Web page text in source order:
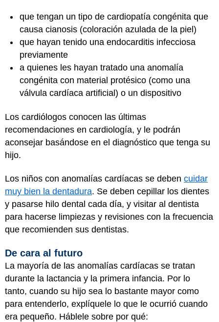
que tengan un tipo de cardiopatía congénita que
causa cianosis (coloración azulada de la piel)
que hayan tenido una endocarditis infecciosa
previamente
a quienes les hayan tratado una anomalía
congénita con material protésico (como una
válvula cardíaca artificial) o un dispositivo
Los cardiólogos conocen las últimas
recomendaciones en cardiología, y le podrán
aconsejar basándose en el diagnóstico que tenga su
hijo.
Los niños con anomalías cardíacas se deben cuidar
muy bien la dentadura. Se deben cepillar los dientes
y pasarse hilo dental cada día, y visitar al dentista
para hacerse limpiezas y revisiones con la frecuencia
que recomienden sus dentistas.
De cara al futuro
La mayoría de las anomalías cardíacas se tratan
durante la lactancia y la primera infancia. Por lo
tanto, cuando su hijo sea lo bastante mayor como
para entenderlo, explíquele lo que le ocurrió cuando
era pequeño. Háblele sobre por qué: